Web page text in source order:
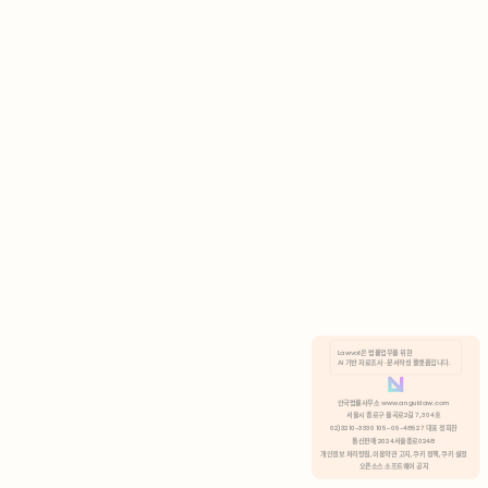
분석 쿠키 허용
Lawvot은 법률업무를 위한
AI 기반 자료조사 · 문서작성 플랫폼입니다.
안국법률사무소 www.anguklaw.com
서울시 종로구 율곡로2길 7, 304호
02)3210-3330 105-05-48527 대표 정희찬
통신판매 2024서울종로0248
개인정보 처리방침, 이용약관 고지, 쿠키 정책, 쿠키 설정
오픈소스 소프트웨어 공지